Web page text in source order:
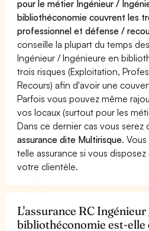
pour le métier Ingénieur /
bibliothéconomie couvrent les
professionnel et défense /
conseille la plupart du temps
Ingénieur / Ingénieure en
trois risques (Exploitation,
Recours) afin d'avoir une
Parfois vous pouvez même
vos locaux (surtout pour les
Dans ce dernier cas vous serez
assurance dite Multirisque.
telle assurance si vous
votre clientèle.
L'assurance RC
bibliothéconomie est-elle